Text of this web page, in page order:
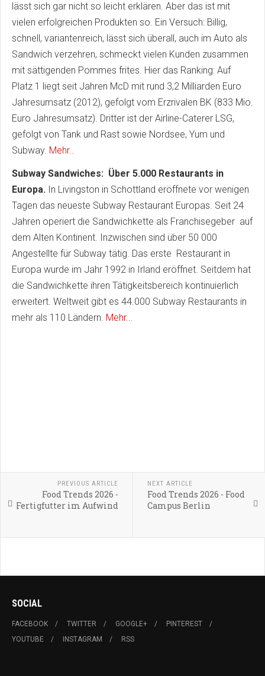
lässt sich gar nicht so leicht erklären. Aber das ist mit
vielen erfolgreichen Produkten so. Ein Versuch: Billig,
schnell, variantenreich, lässt sich überall, auch im Auto als
Sandwich verzehren, schmeckt vielen Kunden zusammen
mit sättigenden Pommes frites. Hier das Ranking: Auf
Platz 1 liegt seit Jahren McD mit rund 3,2 Milliarden Euro
Jahresumsatz (2012), gefolgt vom Erzrivalen BK (833 Mio.
Euro Jahresumsatz). Dritter ist der Airline-Caterer LSG,
gefolgt von Tank und Rast sowie Nordsee, Yum und
Subway. Mehr..
Subway Sandwiches: Über 5.000 Restaurants in
Europa. In Livingston in Schottland eröffnete vor wenigen
Tagen das neueste Subway Restaurant Europas. Seit 24
Jahren operiert die Sandwichkette als Franchisegeber auf
dem Alten Kontinent. Inzwischen sind über 50 000
Angestellte für Subway tätig. Das erste Restaurant in
Europa wurde im Jahr 1992 in Irland eröffnet. Seitdem hat
die Sandwichkette ihren Tätigkeitsbereich kontinuierlich
erweitert. Weltweit gibt es 44.000 Subway Restaurants in
mehr als 110 Ländern. Mehr...
PREVIOUS ARTICLE
Food Trends 2026 -
Fertigfutter im Aufwind
NEXT ARTICLE
Food Trends 2026 - Food
Campus Berlin
SOCIAL
FACEBOOK TWITTER GOOGLE+
PINTEREST
YOUTUBE
INSTAGRAM RSS